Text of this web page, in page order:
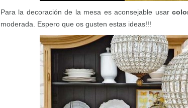
Para la decoración de la mesa es aconsejable usar
moderada. Espero que os gusten estas ideas!!!